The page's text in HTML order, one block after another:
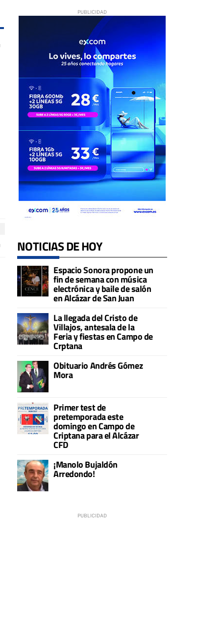
NOTICIAS DE HOY
Espacio Sonora propone un
fin de semana con música
electrónica y baile de salón
en Alcázar de San Juan
La llegada del Cristo de
Villajos, antesala de la
Feria y fiestas en Campo de
Crptana
Obituario Andrés Gómez
Mora
Primer test de
pretemporada este
domingo en Campo de
Criptana para el Alcázar
CFD
¡Manolo Bujaldón
Arredondo!